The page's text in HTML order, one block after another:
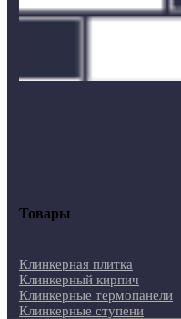
Товары
Клинкерная плитка
Клинкерный кирпич
Клинкерные термопанели
Клинкерные ступени